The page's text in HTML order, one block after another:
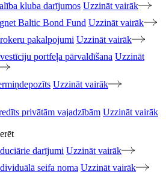
kluba darījumos Uzzināt vairāk
Baltic Bond Fund Uzzināt vairāk
pakalpojumi Uzzināt vairāk
portfeļa pārvaldīšana Uzzināt
Uzzināt vairāk
privātām vajadzībām Uzzināt vairāk
darījumi Uzzināt vairāk
seifa noma Uzzināt vairāk